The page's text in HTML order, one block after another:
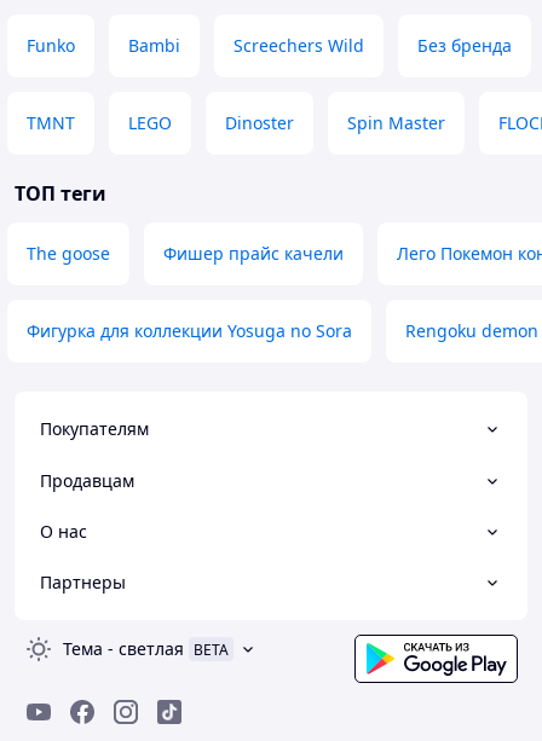
Funko Bambi Screechers Wild Без бренда
TMNT LEGO Dinoster Spin Master
ТОП теги
The goose Фишер прайс качели Лего Покемон
Фигурка для коллекции Yosuga no Sora Rengoku
Покупателям
Продавцам
О нас
Партнеры
Тема - светлая BETA